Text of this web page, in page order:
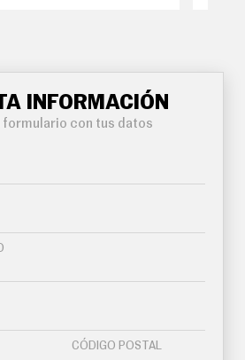
INFORMACIÓN
formulario con tus datos
CÓDIGO POSTAL